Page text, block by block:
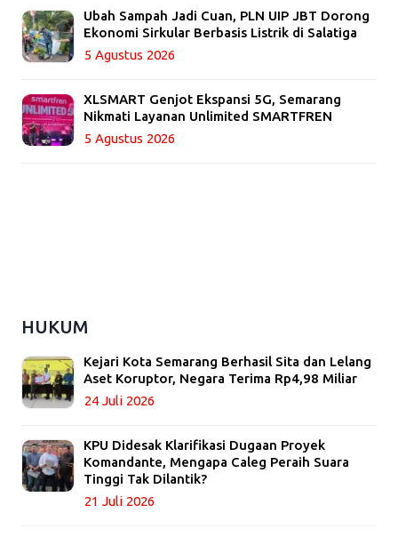
Ubah Sampah Jadi Cuan, PLN UIP JBT Dorong
Ekonomi Sirkular Berbasis Listrik di Salatiga
5 Agustus 2026
XLSMART Genjot Ekspansi 5G, Semarang
Nikmati Layanan Unlimited SMARTFREN
5 Agustus 2026
HUKUM
Kejari Kota Semarang Berhasil Sita dan Lelang
Aset Koruptor, Negara Terima Rp4,98 Miliar
24 Juli 2026
KPU Didesak Klarifikasi Dugaan Proyek
Komandante, Mengapa Caleg Peraih Suara
Tinggi Tak Dilantik?
21 Juli 2026